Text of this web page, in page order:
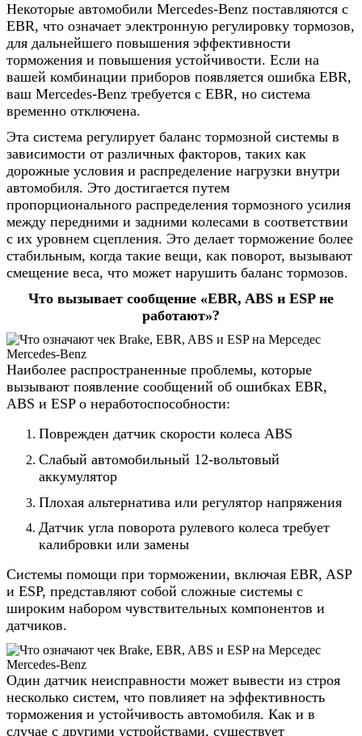
Некоторые автомобили Mercedes-Benz поставляются с
EBR, что означает электронную регулировку тормозов,
для дальнейшего повышения эффективности
торможения и повышения устойчивости. Если на
вашей комбинации приборов появляется ошибка EBR,
ваш Mercedes-Benz требуется с EBR, но система
временно отключена.
Эта система регулирует баланс тормозной системы в
зависимости от различных факторов, таких как
дорожные условия и распределение нагрузки внутри
автомобиля. Это достигается путем
пропорционального распределения тормозного усилия
между передними и задними колесами в соответствии
с их уровнем сцепления. Это делает торможение более
стабильным, когда такие вещи, как поворот, вызывают
смещение веса, что может нарушить баланс тормозов.
Что вызывает сообщение «EBR, ABS и ESP не
работают»?
Наиболее распространенные проблемы, которые
вызывают появление сообщений об ошибках EBR,
ABS и ESP о неработоспособности:
Поврежден датчик скорости колеса ABS
Слабый автомобильный 12-вольтовый
аккумулятор
Плохая альтернатива или регулятор напряжения
Датчик угла поворота рулевого колеса требует
калибровки или замены
Системы помощи при торможении, включая EBR, ASP
и ESP, представляют собой сложные системы с
широким набором чувствительных компонентов и
датчиков.
Один датчик неисправности может вывести из строя
несколько систем, что повлияет на эффективность
торможения и устойчивость автомобиля. Как и в
случае с другими устройствами, существует